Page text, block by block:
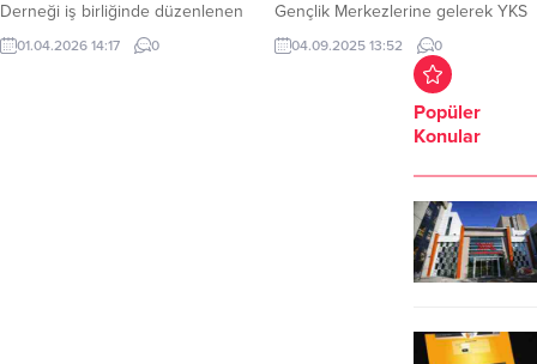
Derneği iş birliğinde düzenlenen
“Founder Track” ve “Kariyer
Planlama Atölyesi” kapsamında 13
01.04.2026 14:17 0
Gençlik Merkezlerine gelerek YKS
sınavlarına hazırlanan 40
öğrenciden 34’ü Türkiye’nin çeşitli
illerindeki üniversiteleri kazanarak
hayallerine kavuştular. Şanlıurfalı
gençlerin eğitimine büyük önem
kent genelindeki gençlik
merkezleri, öğrenciler için eğitim
yuvası oldu. Şanlıurfa Büyükşehir
Belediyesi Gençlik ve Spor
Hizmetleri Daire Başkanlığı ile
04.09.2025 13:52 0
Popüler
Konular